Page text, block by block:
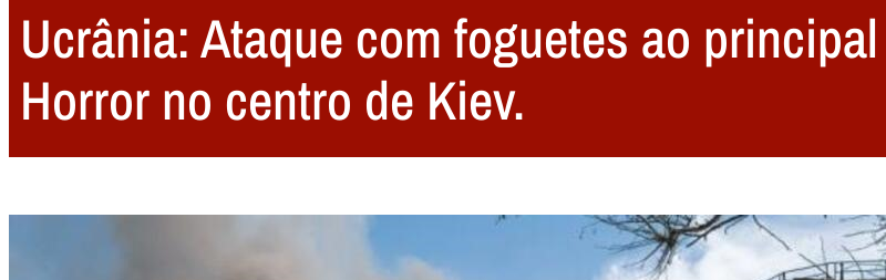
Ucrânia: Ataque com foguetes ao
Horror no centro de Kiev.